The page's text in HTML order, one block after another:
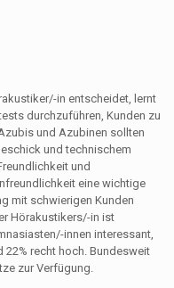
in entscheidet, lernt
durchzuführen, Kunden zu
und Azubinen sollten
und technischem
und
eine wichtige
mit schwierigen Kunden
Hörakustikers/-in ist
innen interessant,
recht hoch. Bundesweit
zur Verfügung.